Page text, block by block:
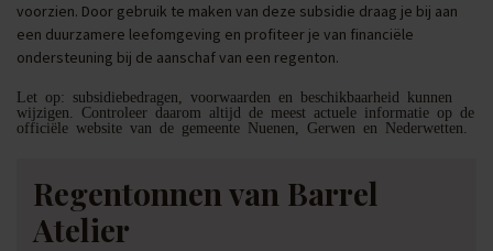
voorzien. Door gebruik te maken van deze subsidie draag je bij aan
een duurzamere leefomgeving en profiteer je van financiële
ondersteuning bij de aanschaf van een regenton.
Let op: subsidiebedragen, voorwaarden en beschikbaarheid kunnen
wijzigen. Controleer daarom altijd de meest actuele informatie op de
officiële website van de gemeente Nuenen, Gerwen en Nederwetten.
Regentonnen van Barrel
Atelier